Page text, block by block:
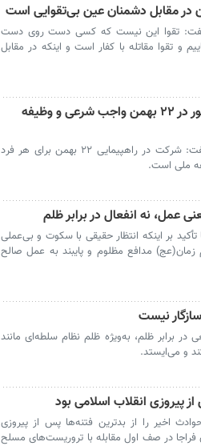
در مقابل دشمنان عین بی‌تقوایی است
گفت: تقوا این نیست که کسی دست روی دست
و تقوا مقاتله با کفار است و اینکه در مقابل
آیت‌الله فاضل لنکرانی: حضور پرشور در ۲۲ بهمن واجب شرعی و وظیفه
قم- رئیس مرکز فقهی ائمه اطهار(ع) گفت: شرکت در راهپیمایی ۲۲ بهمن برای هر فرد
ملی است.
عمل، نه انفعال در برابر ظلم
بر اینکه انتظار حقیقی با سکوت و بی‌عملی
مدافع مظلوم و پایبند به عمل صالح
نیست
در برابر ظلم، به‌ویژه ظلم نظام سلطه‌ای مانند
و می‌ایستد.
پیروزی انقلاب اسلامی بود
اخیر را از بدترین فتنه‌ها پس از پیروزی
فراجا در صف اول مقابله با تروریست‌های مسلح